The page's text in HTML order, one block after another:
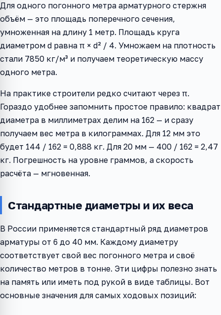
Для одного погонного метра арматурного стержня
объём — это площадь поперечного сечения,
умноженная на длину 1 метр. Площадь круга
диаметром d равна π × d² / 4. Умножаем на плотность
стали 7850 кг/м³ и получаем теоретическую массу
одного метра.
На практике строители редко считают через π.
Гораздо удобнее запомнить простое правило: квадрат
диаметра в миллиметрах делим на 162 — и сразу
получаем вес метра в килограммах. Для 12 мм это
будет 144 / 162 = 0,888 кг. Для 20 мм — 400 / 162 = 2,47
кг. Погрешность на уровне граммов, а скорость
расчёта — мгновенная.
Стандартные диаметры и их веса
В России применяется стандартный ряд диаметров
арматуры от 6 до 40 мм. Каждому диаметру
соответствует свой вес погонного метра и своё
количество метров в тонне. Эти цифры полезно знать
на память или иметь под рукой в виде таблицы. Вот
основные значения для самых ходовых позиций: